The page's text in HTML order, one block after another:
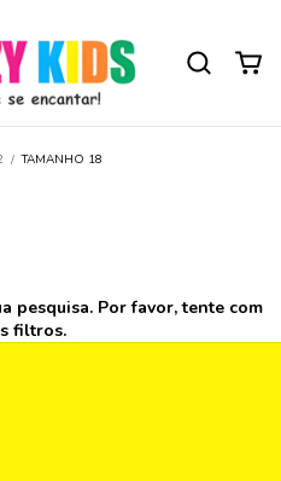
/ TAMANHO 18
pesquisa. Por favor, tente com
filtros.